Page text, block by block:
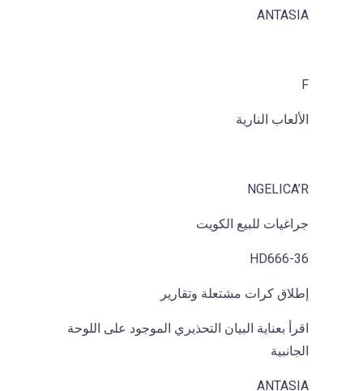
ANTASIA
F
الألعاب النارية
NGELICA’R
جراغيات للبيع الكويت
HD666-36
إطلاق كرات مشتعلة وتقارير
اقرأ بعناية البيان التحذيري الموجود على اللوحة
الجانبية
ANTASIA